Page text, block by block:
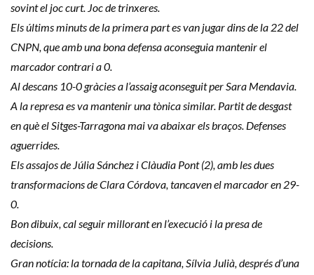
sovint el joc curt. Joc de trinxeres.
Els últims minuts de la primera part es van jugar dins de la 22 del
CNPN, que amb una bona defensa aconseguia mantenir el
marcador contrari a 0.
Al descans 10-0 gràcies a l’assaig aconseguit per Sara Mendavia.
A la represa es va mantenir una tònica similar. Partit de desgast
en què el Sitges-Tarragona mai va abaixar els braços. Defenses
aguerrides.
Els assajos de Júlia Sánchez i Clàudia Pont (2), amb les dues
transformacions de Clara Córdova, tancaven el marcador en 29-
0.
Bon dibuix, cal seguir millorant en l’execució i la presa de
decisions.
Gran notícia: la tornada de la capitana, Sílvia Julià, després d’una